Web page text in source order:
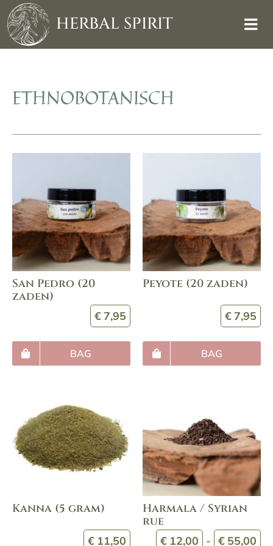
Skip
to
content
HERBAL SPIRIT
ETHNOBOTANISCH
San Pedro (20
zaden)
€ 7,95
BAG
Peyote (20 zaden)
€ 7,95
BAG
Kanna (5 gram)
€ 11,50
Harmala / Syrian
rue
€ 12,00 - € 55,00